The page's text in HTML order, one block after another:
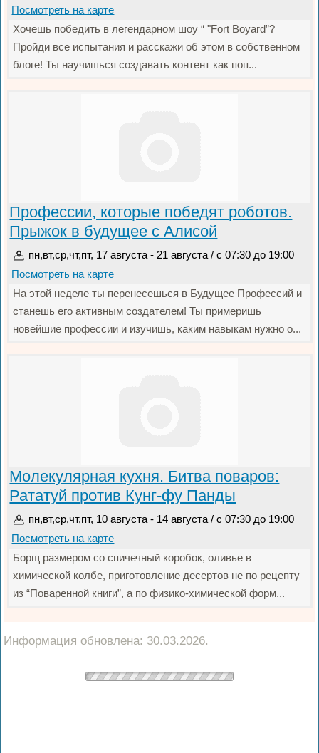
Посмотреть на карте
Хочешь победить в легендарном шоу “ "Fort Boyard”?
Пройди все испытания и расскажи об этом в собственном
блоге! Ты научишься создавать контент как поп...
Профессии, которые победят роботов.
Прыжок в будущее с Алисой
пн,вт,ср,чт,пт, 17 августа - 21 августа / с 07:30 до 19:00
Посмотреть на карте
На этой неделе ты перенесешься в Будущее Профессий и
станешь его активным создателем! Ты примеришь
новейшие профессии и изучишь, каким навыкам нужно о...
Молекулярная кухня. Битва поваров:
Рататуй против Кунг-фу Панды
пн,вт,ср,чт,пт, 10 августа - 14 августа / с 07:30 до 19:00
Посмотреть на карте
Борщ размером со спичечный коробок, оливье в
химической колбе, приготовление десертов не по рецепту
из “Поваренной книги”, а по физико-химической форм...
Информация обновлена: 30.03.2026.